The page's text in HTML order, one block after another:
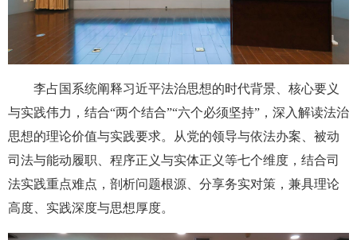
李占国系统阐释习近平法治思想的时代背景、核心要义
与实践伟力，结合“两个结合”“六个必须坚持”，深入解读法治
思想的理论价值与实践要求。从党的领导与依法办案、被动
司法与能动履职、程序正义与实体正义等七个维度，结合司
法实践重点难点，剖析问题根源、分享务实对策，兼具理论
高度、实践深度与思想厚度。